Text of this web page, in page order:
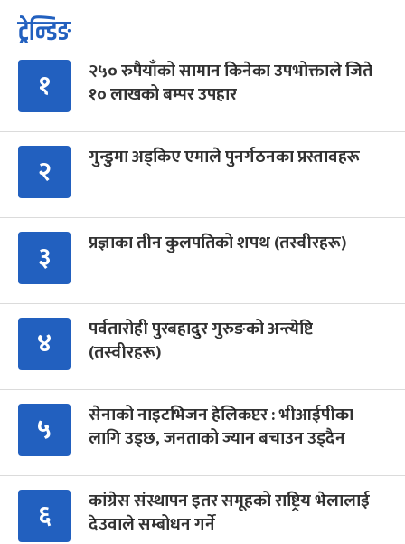
ट्रेन्डिङ
१
२५० रुपैयाँको सामान किनेका उपभोक्ताले जिते
१० लाखको बम्पर उपहार
२ गुन्डुमा अड्किए एमाले पुनर्गठनका प्रस्तावहरू
३ प्रज्ञाका तीन कुलपतिको शपथ (तस्वीरहरू)
४
पर्वतारोही पुरबहादुर गुरुङको अन्त्येष्टि
(तस्वीरहरू)
५
सेनाको नाइटभिजन हेलिकप्टर : भीआईपीका
लागि उड्छ, जनताको ज्यान बचाउन उड्दैन
६
कांग्रेस संस्थापन इतर समूहको राष्ट्रिय भेलालाई
देउवाले सम्बोधन गर्ने